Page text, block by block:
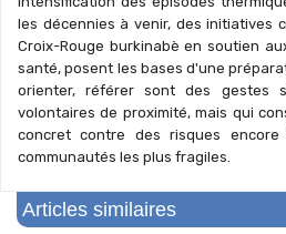
les décennies à venir, des initiatives
Croix-Rouge burkinabè en soutien
santé, posent les bases d'une
orienter, référer sont des gestes
volontaires de proximité, mais qui
concret contre des risques
communautés les plus fragiles.
Articles similaires